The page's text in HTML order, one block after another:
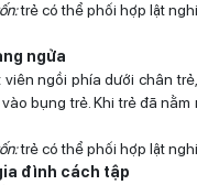
trẻ có thể phối hợp lật
ngửa
ngồi phía dưới chân
bụng trẻ. Khi trẻ đã
trẻ có thể phối hợp lật
đình cách tập